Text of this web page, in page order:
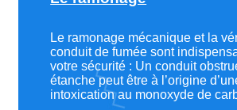
Le ramonage mécanique et la
conduit de fumée sont
votre sécurité : Un conduit
étanche peut être à l’origine
intoxication au monoxyde de